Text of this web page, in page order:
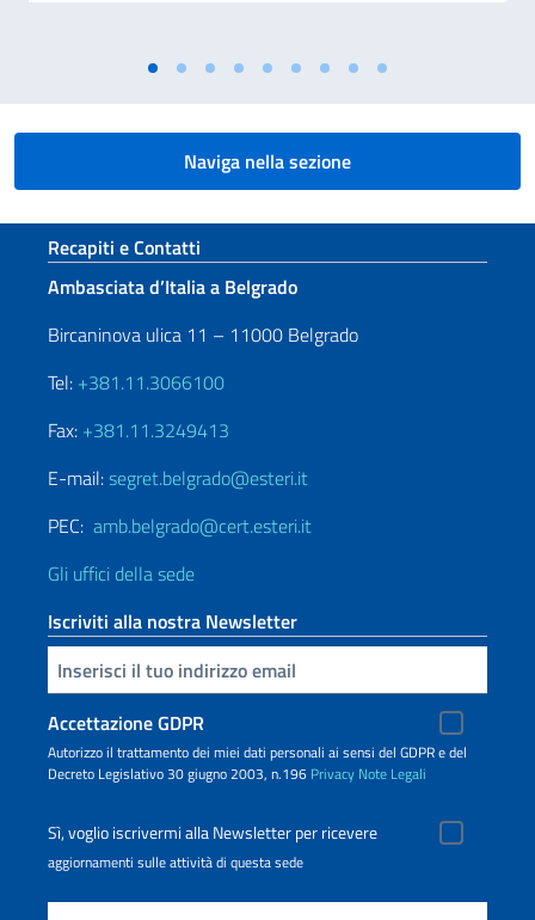
Naviga nella sezione
Sezione footer
Recapiti e Contatti
Ambasciata d’Italia a Belgrado
Bircaninova ulica 11 – 11000 Belgrado
Tel: +381.11.3066100
Fax: +381.11.3249413
E-mail:segret.belgrado@esteri.it
PEC: amb.belgrado@cert.esteri.it
Gli uffici della sede
Iscriviti alla nostra Newsletter
Inserisci la tua email
Accettazione GDPR
Autorizzo il trattamento dei miei dati personali ai sensi del GDPR e del
Decreto Legislativo 30 giugno 2003, n.196 Privacy Note Legali
Sì, voglio iscrivermi alla Newsletter per ricevere
aggiornamenti sulle attività di questa sede